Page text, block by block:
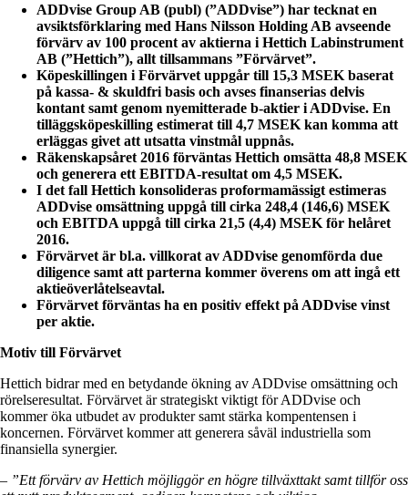
ADDvise Group AB (publ) (”ADDvise”) har tecknat en
avsiktsförklaring med Hans Nilsson Holding AB avseende
förvärv av 100 procent av aktierna i Hettich Labinstrument
AB (”Hettich”), allt tillsammans ”Förvärvet”.
Köpeskillingen i Förvärvet uppgår till 15,3 MSEK baserat
på kassa- & skuldfri basis och avses finanserias delvis
kontant samt genom nyemitterade b-aktier i ADDvise. En
tilläggsköpeskilling estimerat till 4,7 MSEK kan komma att
erläggas givet att utsatta vinstmål uppnås.
Räkenskapsåret 2016 förväntas Hettich omsätta 48,8 MSEK
och generera ett EBITDA-resultat om 4,5 MSEK.
I det fall Hettich konsolideras proformamässigt estimeras
ADDvise omsättning uppgå till cirka 248,4 (146,6) MSEK
och EBITDA uppgå till cirka 21,5 (4,4) MSEK för helåret
2016.
Förvärvet är bl.a. villkorat av ADDvise genomförda due
diligence samt att parterna kommer överens om att ingå ett
aktieöverlåtelseavtal.
Förvärvet förväntas ha en positiv effekt på ADDvise vinst
per aktie.
Motiv till Förvärvet
Hettich bidrar med en betydande ökning av ADDvise omsättning och
rörelseresultat. Förvärvet är strategiskt viktigt för ADDvise och
kommer öka utbudet av produkter samt stärka kompentensen i
koncernen. Förvärvet kommer att generera såväl industriella som
finansiella synergier.
– ”Ett förvärv av Hettich möjliggör en högre tillväxttakt samt tillför oss